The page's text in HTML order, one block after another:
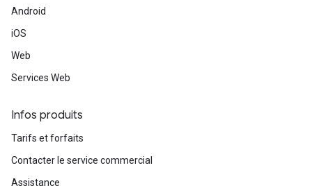
Android
iOS
Web
Services Web
Infos produits
Tarifs et forfaits
Contacter le service commercial
Assistance